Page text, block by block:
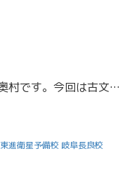
こんばんは！担任助手の奥村です。今回は古文漢文の勉強法について紹介していきます！ 古文～復習あるのみ！～ 古文でおすすめの勉強法は、解いた問題を徹底的に復習することです。 これは僕が受験生の時に作っていた復習ノートです。 […]
東進衛星予備校 岐阜長良校